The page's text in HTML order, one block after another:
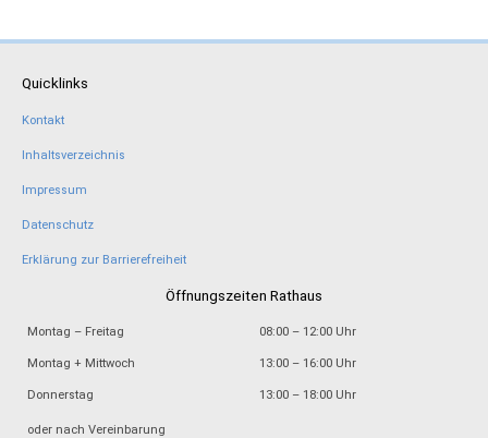
Quicklinks
Kontakt
Inhaltsverzeichnis
Impressum
Datenschutz
Erklärung zur Barrierefreiheit
Öffnungszeiten Rathaus
Montag – Freitag 08:00 – 12:00 Uhr
Montag + Mittwoch 13:00 – 16:00 Uhr
Donnerstag 13:00 – 18:00 Uhr
oder nach Vereinbarung